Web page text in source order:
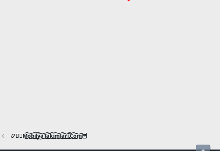
📿🧙‍♂️M͜͡o͜͡b͜͡i͜͡l͜͡y͜͡a͜͡T͜͡a͜͡k͜͡i͜͡m͜͡l͜͡a͜͡r͜͡i͜͡.͜͡C͜͡o͜͡m͜͡🦉